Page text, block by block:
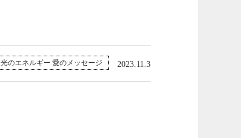
光のエネルギー 愛のメッセージ 2023.11.3